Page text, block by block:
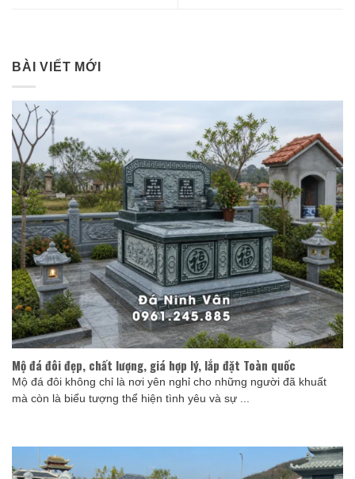
BÀI VIẾT MỚI
Mộ đá đôi đẹp, chất lượng, giá hợp lý, lắp đặt Toàn quốc
Mộ đá đôi không chỉ là nơi yên nghỉ cho những người đã khuất
mà còn là biểu tượng thể hiện tình yêu và sự ...